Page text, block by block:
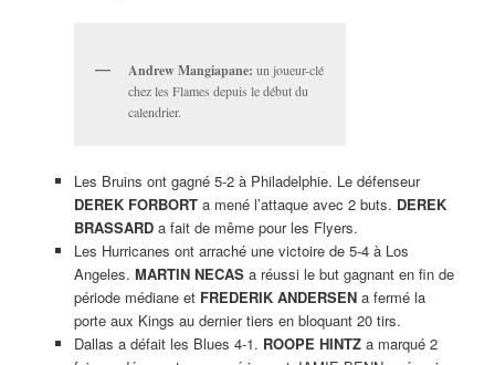
Andrew Mangiapane: un joueur-clé
chez les Flames depuis le début du
calendrier.
Les Bruins ont gagné 5-2 à Philadelphie. Le défenseur
DEREK FORBORTa mené l’attaque avec 2 buts. DEREK
BRASSARDa fait de même pour les Flyers.
Les Hurricanes ont arraché une victoire de 5-4 à Los
Angeles. MARTIN NECASa réussi le but gagnant en fin de
période médiane et FREDERIK ANDERSENa fermé la
porte aux Kings au dernier tiers en bloquant 20 tirs.
Dallas a défait les Blues 4-1. ROOPE HINTZa marqué 2